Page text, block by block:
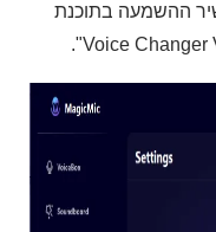
ההשמעה בתוכנת